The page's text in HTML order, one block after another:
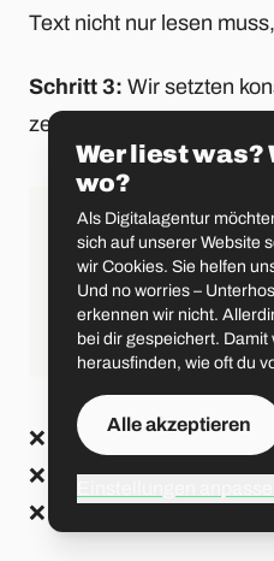
Text nicht nur lesen
Schritt 3: Wir setzten
zentrierte Sprache.
❌ Kunde | ✅ Sie | ➡️
❌ sein/ihr | ✅ Sie | ➡️
❌ die Bank | ✅ wir | ➡️
Wer liest was?
wo?
Als Digitalagentur
sich auf unserer Website
wir Cookies. Sie helfen
Und no worries –
erkennen wir nicht.
bei dir gespeichert. Damit
herausfinden, wie oft du
Alle akzeptieren